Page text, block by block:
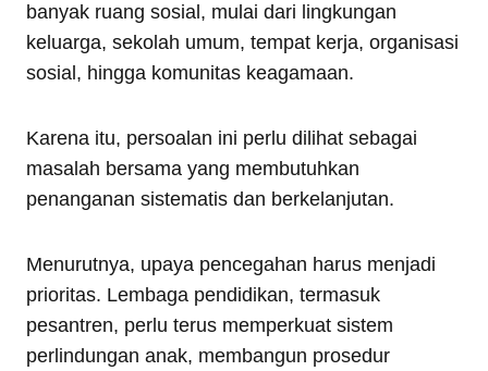
banyak ruang sosial, mulai dari lingkungan
keluarga, sekolah umum, tempat kerja, organisasi
sosial, hingga komunitas keagamaan.
Karena itu, persoalan ini perlu dilihat sebagai
masalah bersama yang membutuhkan
penanganan sistematis dan berkelanjutan.
Menurutnya, upaya pencegahan harus menjadi
prioritas. Lembaga pendidikan, termasuk
pesantren, perlu terus memperkuat sistem
perlindungan anak, membangun prosedur